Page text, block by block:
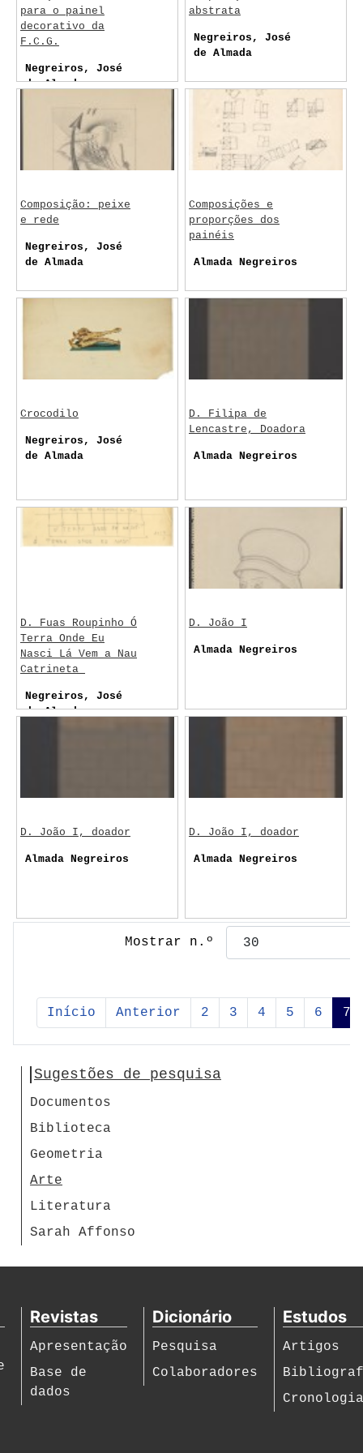
Mostrar n.º
Início Anterior 2 3 4 5 6 7
para o painel
decorativo da
F.C.G.
Negreiros, José
de Almada
abstrata
Negreiros, José
de Almada
Composição: peixe
e rede
Negreiros, José
de Almada
Composições e
proporções dos
painéis
Almada Negreiros
Crocodilo
Negreiros, José
de Almada
D. Filipa de
Lencastre, Doadora
Almada Negreiros
D. Fuas Roupinho Ó
Terra Onde Eu
Nasci Lá Vem a Nau
Catrineta
Negreiros, José
de Almada
D. João I
Almada Negreiros
D. João I, doador
Almada Negreiros
D. João I, doador
Almada Negreiros
Sugestões de pesquisa
Documentos
Biblioteca
Geometria
Arte
Literatura
Sarah Affonso
Revistas
Apresentação
Base de
dados
Dicionário
Pesquisa
Colaboradores
Estudos
Artigos